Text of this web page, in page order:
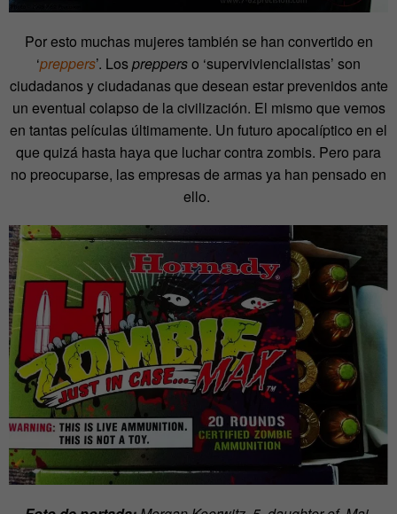
Por esto muchas mujeres también se han convertido en
‘preppers’. Losprepperso ‘superviviencialistas’ son
ciudadanos y ciudadanas que desean estar prevenidos ante
un eventual colapso de la civilización. El mismo que vemos
en tantas películas últimamente. Un futuro apocalíptico en el
que quizá hasta haya que luchar contra zombis. Pero para
no preocuparse, las empresas de armas ya han pensado en
ello.